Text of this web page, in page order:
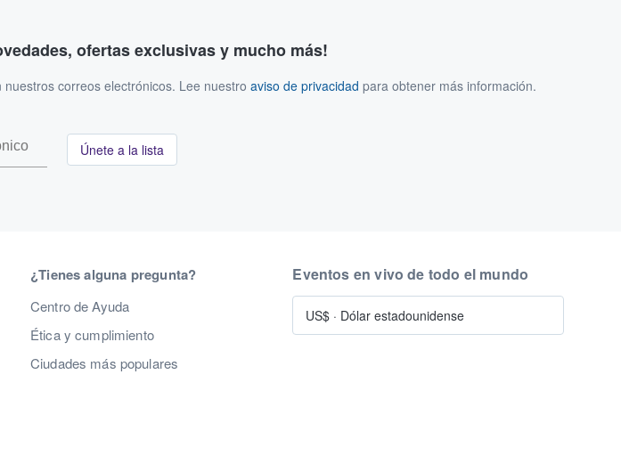
ofertas exclusivas y mucho más!
correos electrónicos. Lee nuestro aviso de privacidad para obtener más información.
Únete a la lista
¿Tienes alguna pregunta?
Centro de Ayuda
Ética y cumplimiento
Ciudades más populares
Eventos en vivo de todo el mundo
US$ · Dólar estadounidense